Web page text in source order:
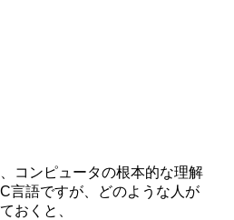
コンピュータの根本的な理解
言語ですが、どのような人が
おくと、